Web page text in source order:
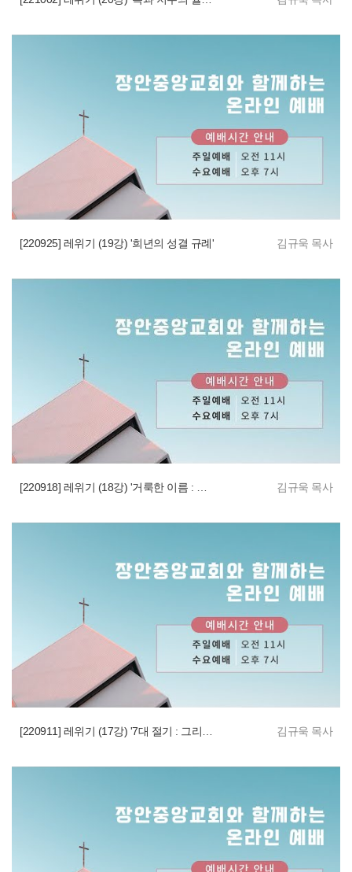
[220925] 레위기 (19강) '희년의 성결 규례' 김규욱 목사
김규욱 목사
[220911] 레위기 (17강) '7대 절기 : 그리스도의 예표적 사건' 김규욱 목사